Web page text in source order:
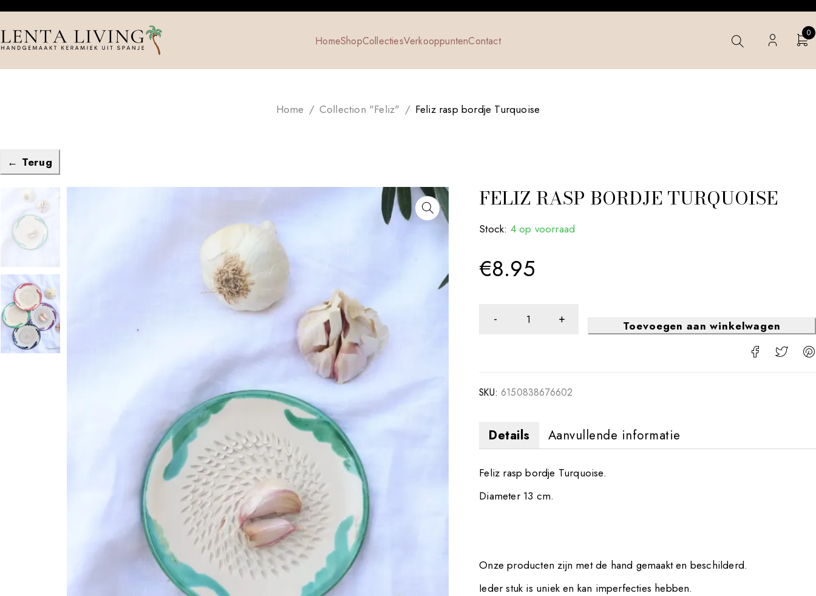
HomeShopCollectiesVerkooppuntenContact
0
Home / Collection "Feliz" / Feliz rasp bordje Turquoise
← Terug
FELIZ RASP BORDJE TURQUOISE
Stock: 4 op voorraad
€8.95
Toevoegen aan winkelwagen
SKU: 6150838676602
Details Aanvullende informatie
Feliz rasp bordje Turquoise.
Diameter 13 cm.
Onze producten zijn met de hand gemaakt en beschilderd.
Ieder stuk is uniek en kan imperfecties hebben.